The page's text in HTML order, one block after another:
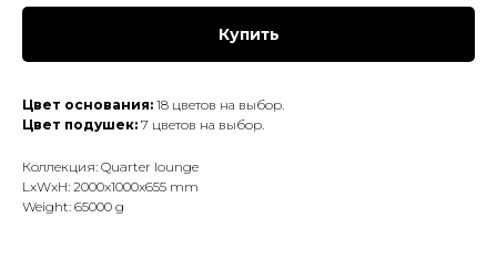
Купить
Цвет основания: 18 цветов на выбор.
Цвет подушек: 7 цветов на выбор.
Коллекция: Quarter lounge
LxWxH: 2000x1000x655 mm
Weight: 65000 g